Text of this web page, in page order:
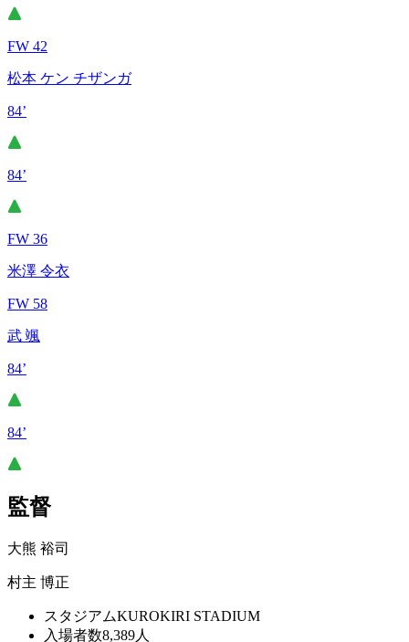
FW 42
松本 ケン チザンガ
84’
84’
FW 36
米澤 令衣
FW 58
武 颯
84’
84’
監督
大熊 裕司
村主 博正
スタジアムKUROKIRI STADIUM
入場者数8,389人